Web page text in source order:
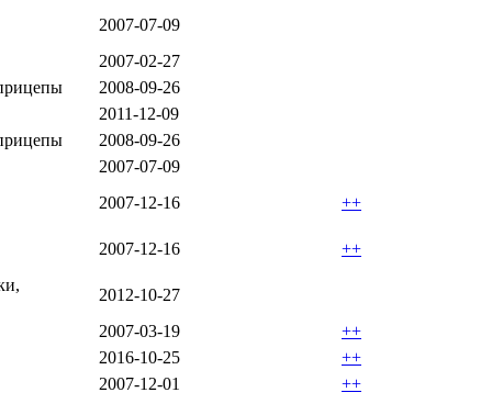
2007-07-09
2007-02-27
2008-09-26
2011-12-09
2008-09-26
2007-07-09
2007-12-16 ++
2007-12-16 ++
2012-10-27
2007-03-19
++
2016-10-25
++
2007-12-01 ++